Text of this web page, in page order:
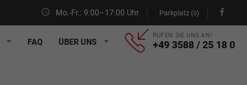
Mo.-Fr.: 9:00–17:00 Uhr Parkplatz (0)
FAQ ÜBER UNS
RUFEN SIE UNS AN!
+49 3588 / 25 18 0